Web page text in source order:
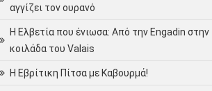
αγγίζει τον ουρανό
Η Ελβετία που ένιωσα: Από την Engadin στην
κοιλάδα του Valais
Η Εβρίτικη Πίτσα με Καβουρμά!